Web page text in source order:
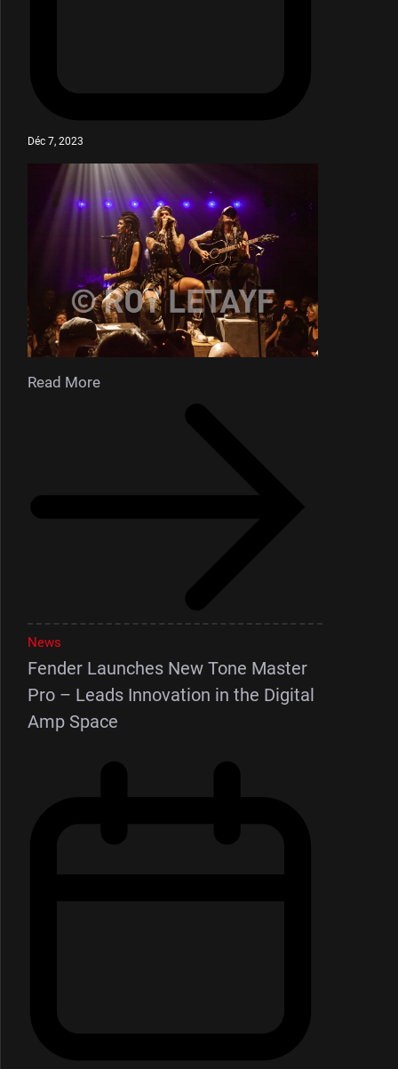
Déc 7, 2023
Read More
News
Fender Launches New Tone Master
Pro – Leads Innovation in the Digital
Amp Space